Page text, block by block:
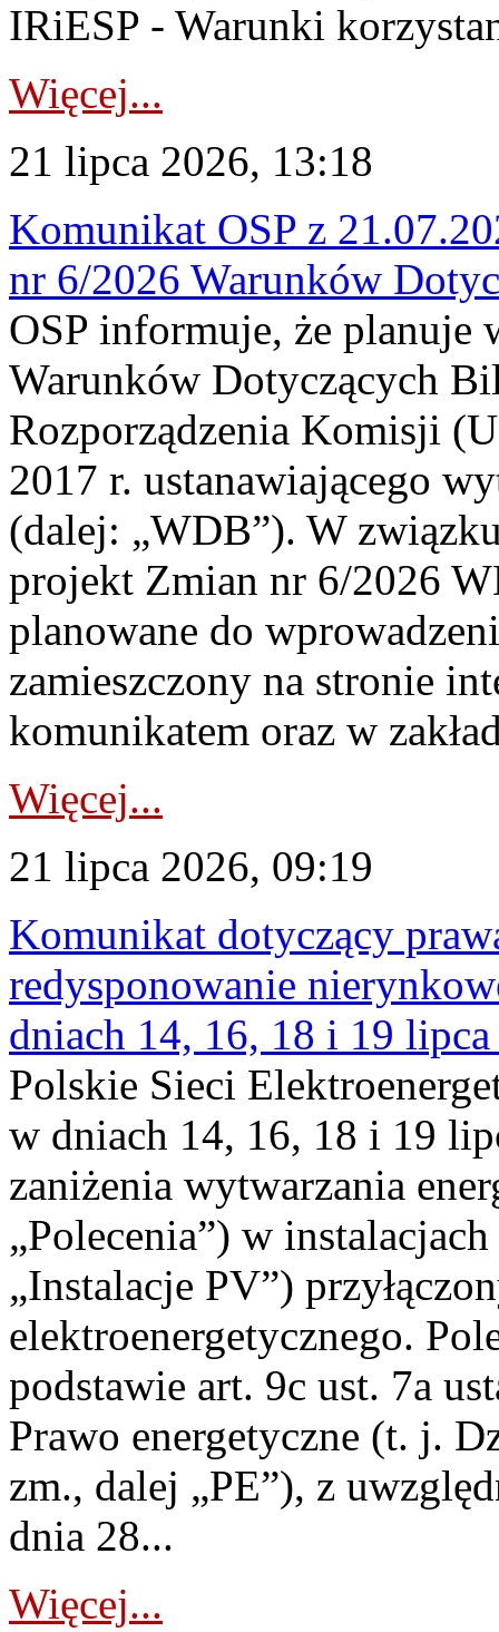
IRiESP - Warunki
Więcej...
21 lipca 2026, 13:18
Komunikat OSP z
nr 6/2026 Warunków
OSP informuje, że planuje
Warunków Dotyczących
Rozporządzenia Komisji
2017 r. ustanawiającego
(dalej: „WDB”). W
projekt Zmian nr 6/2026
planowane do
zamieszczony na stronie
komunikatem oraz w
Więcej...
21 lipca 2026, 09:19
Komunikat dotyczący
redysponowanie
dniach 14, 16, 18 i 19
Polskie Sieci
w dniach 14, 16, 18 i 19
zaniżenia wytwarzania
„Polecenia”) w
„Instalacje PV”)
elektroenergetycznego.
podstawie art. 9c ust. 7a
Prawo energetyczne (t. j.
zm., dalej „PE”), z
dnia 28...
Więcej...